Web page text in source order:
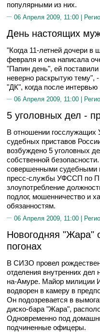
популярными из них.
06 Апреля 2009, 11:00 |
День настоящих
"Когда 11-летней дочери в
февраля и она написала
"Папин день", ей поставили
неверно раскрытую тему",
"ДК", когда после
06 Апреля 2009, 11:00 |
5 уголовных дел -
В отношении
судебных приставов
возбуждено 5 уголовных
собственной
совершенными судебными
пресс-службы УФССП по
злоупотребление
подлог, мошенничество и
обязанностям.
06 Апреля 2009, 11:00 |
Новогодняя "Жара"
погонах
В СИЗО провел
отделения внутренних дел
на-Амуре. Майор милиции
водворен в камеру в
Он подозревается в
диско-бара "Жара",
Одновременно под
подчиненные офицеры.